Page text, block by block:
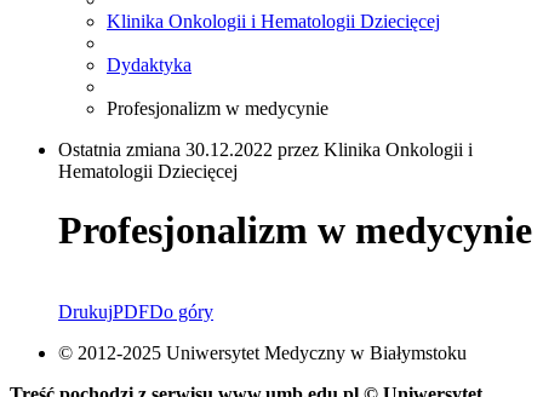
Klinika Onkologii i Hematologii Dziecięcej
Dydaktyka
Profesjonalizm w medycynie
Ostatnia zmiana 30.12.2022 przez Klinika Onkologii i
Hematologii Dziecięcej
Profesjonalizm w medycynie
DrukujPDFDo góry
© 2012-2025 Uniwersytet Medyczny w Białymstoku